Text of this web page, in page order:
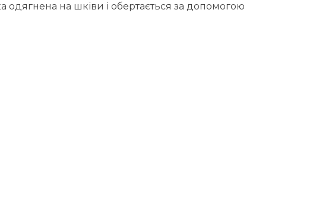
одягнена на шківи і обертається за допомогою